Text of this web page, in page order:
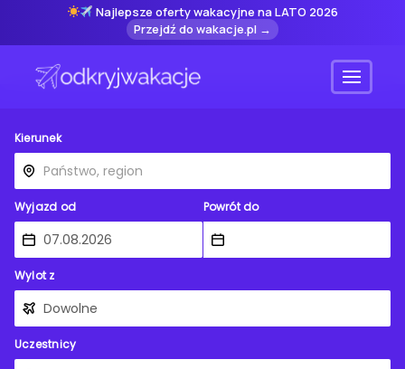
Najlepsze oferty wakacyjne na LATO 2026
Przejdź do wakacje.pl →
Menu
Kierunek
Wyjazd od Powrót do
Wylot z
Uczestnicy